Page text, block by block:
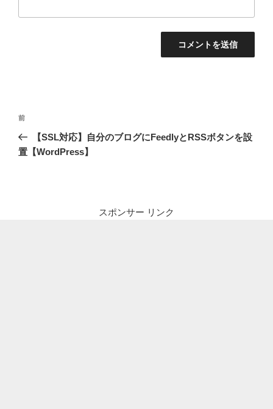
投
ナ
前
の
投
前
【SSL対応】自分のブログにFeedlyとRSSボタンを設
置【WordPress】
スポンサー リンク